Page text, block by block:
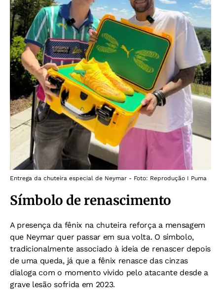
Entrega da chuteira especial de Neymar - Foto: Reprodução I Puma
Símbolo de renascimento
A presença da fênix na chuteira reforça a mensagem
que Neymar quer passar em sua volta. O símbolo,
tradicionalmente associado à ideia de renascer depois
de uma queda, já que a fênix renasce das cinzas
dialoga com o momento vivido pelo atacante desde a
grave lesão sofrida em 2023.